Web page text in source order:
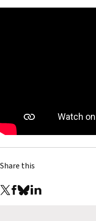
Share this